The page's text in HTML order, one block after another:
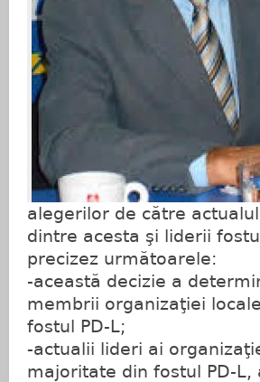
alegerilor de către
dintre acesta şi liderii
precizez următoarele:
-această decizie a
membrii organizaţiei
fostul PD-L;
-actualii lideri ai
majoritate din fostul PD-